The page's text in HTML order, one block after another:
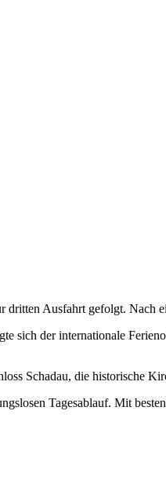
Aus­fahrt gefol­gt. Nach
sich der inter­na­tionale
Schadau, die his­torische
Tagesablauf. Mit